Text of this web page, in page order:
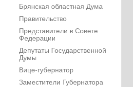
Брянская областная Дума
Правительство
Представители в Совете
Федерации
Депутаты Государственной
Думы
Вице-губернатор
Заместители Губернатора